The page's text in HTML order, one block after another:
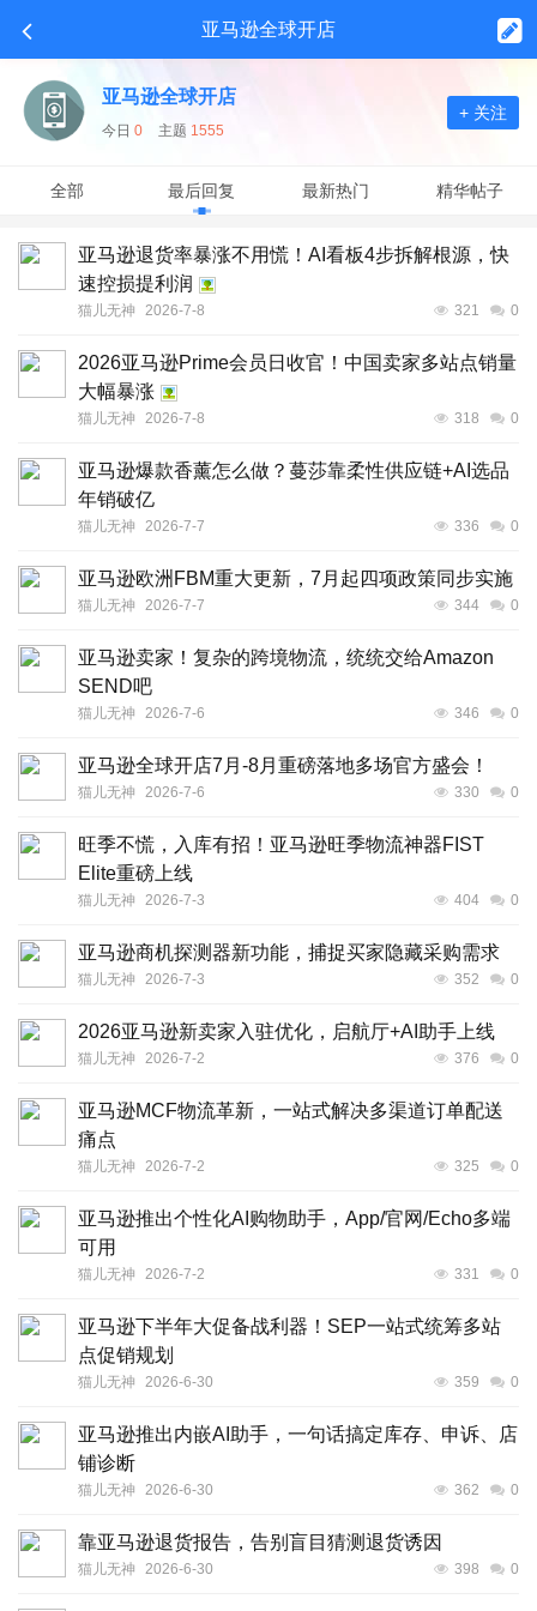
亚马逊全球开店
亚马逊全球开店
今日 0 主题 1555
+ 关注
全部 最后回复 最新热门 精华帖子
亚马逊退货率暴涨不用慌！AI看板4步拆解根源，快
速控损提利润
猫儿无神 2026-7-8 321 0
2026亚马逊Prime会员日收官！中国卖家多站点销量
大幅暴涨
猫儿无神 2026-7-8 318 0
亚马逊爆款香薰怎么做？蔓莎靠柔性供应链+AI选品
年销破亿
猫儿无神 2026-7-7 336 0
亚马逊欧洲FBM重大更新，7月起四项政策同步实施
猫儿无神 2026-7-7 344 0
亚马逊卖家！复杂的跨境物流，统统交给Amazon
SEND吧
猫儿无神 2026-7-6 346 0
亚马逊全球开店7月-8月重磅落地多场官方盛会！
猫儿无神 2026-7-6 330 0
旺季不慌，入库有招！亚马逊旺季物流神器FIST
Elite重磅上线
猫儿无神 2026-7-3 404 0
亚马逊商机探测器新功能，捕捉买家隐藏采购需求
猫儿无神 2026-7-3 352 0
2026亚马逊新卖家入驻优化，启航厅+AI助手上线
猫儿无神 2026-7-2 376 0
亚马逊MCF物流革新，一站式解决多渠道订单配送
痛点
猫儿无神 2026-7-2 325 0
亚马逊推出个性化AI购物助手，App/官网/Echo多端
可用
猫儿无神 2026-7-2 331 0
亚马逊下半年大促备战利器！SEP一站式统筹多站
点促销规划
猫儿无神 2026-6-30 359 0
亚马逊推出内嵌AI助手，一句话搞定库存、申诉、店
铺诊断
猫儿无神 2026-6-30 362 0
靠亚马逊退货报告，告别盲目猜测退货诱因
猫儿无神 2026-6-30 398 0